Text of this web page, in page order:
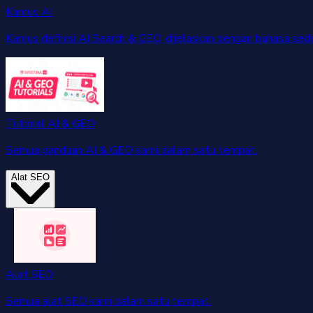
Kamus AI
Kamus definisi AI Search & GEO, dijelaskan dengan bahasa
Tutorial AI & GEO
Semua panduan AI & GEO kami dalam satu tempat.
Alat SEO
Alat SEO
Semua alat SEO kami dalam satu tempat.